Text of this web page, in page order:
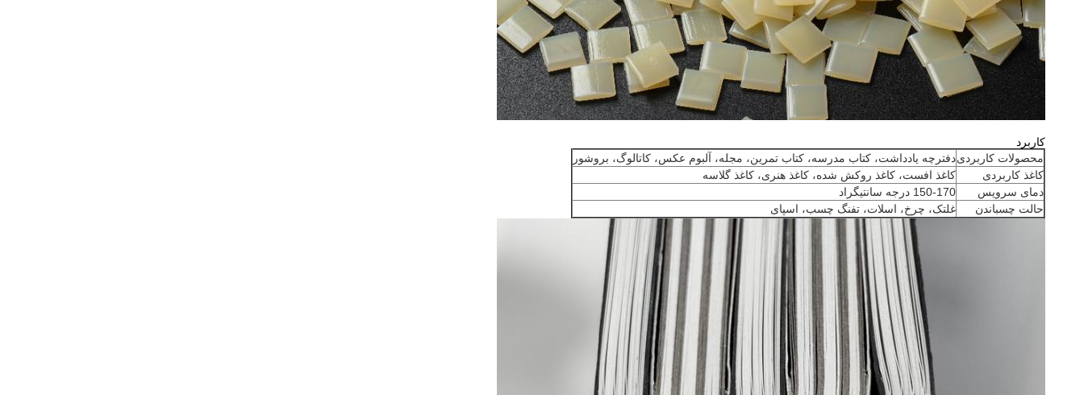
کاربرد
محصولات کاربردیدفترچه یادداشت، کتاب مدرسه، کتاب تمرین، مجله، آلبوم عکس، کاتالوگ، بروشور
کاغذ کاربردی
کاغذ افست، کاغذ روکش شده، کاغذ هنری، کاغذ گلاسه
دمای سرویس
150-170 درجه سانتیگراد
حالت چسباندن
غلتک، چرخ، اسلات، تفنگ چسب، اسپای